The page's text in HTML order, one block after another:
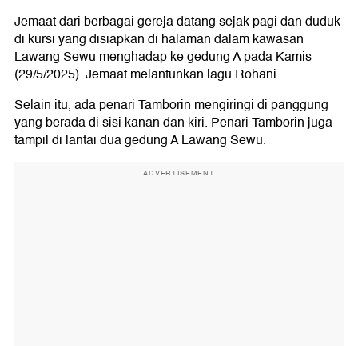
Jemaat dari berbagai gereja datang sejak pagi dan duduk
di kursi yang disiapkan di halaman dalam kawasan
Lawang Sewu menghadap ke gedung A pada Kamis
(29/5/2025). Jemaat melantunkan lagu Rohani.
Selain itu, ada penari Tamborin mengiringi di panggung
yang berada di sisi kanan dan kiri. Penari Tamborin juga
tampil di lantai dua gedung A Lawang Sewu.
ADVERTISEMENT